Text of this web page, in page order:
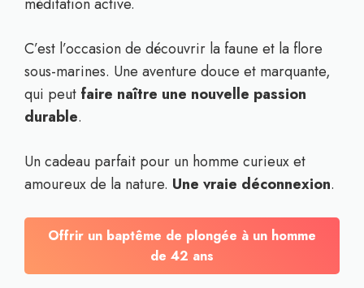
C’est l’occasion de découvrir la faune et la flore
sous-marines. Une aventure douce et marquante,
qui peut faire naître une nouvelle passion
durable.
Un cadeau parfait pour un homme curieux et
amoureux de la nature. Une vraie déconnexion.
Offrir un baptême de plongée à un homme
de 42 ans